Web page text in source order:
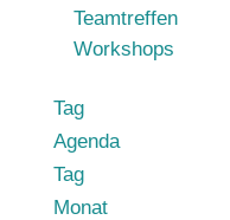
Teamtreffen
Workshops
Tag
Agenda
Tag
Monat